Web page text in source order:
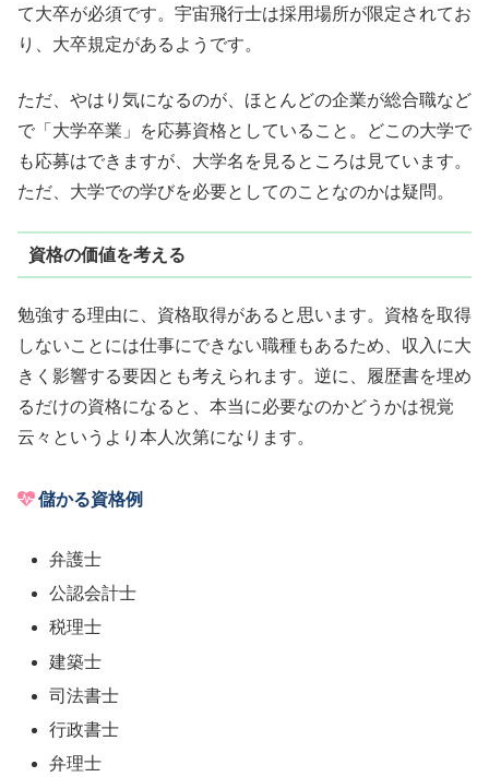
て大卒が必須です。宇宙飛行士は採用場所が限定されてお
り、大卒規定があるようです。
ただ、やはり気になるのが、ほとんどの企業が総合職など
で「大学卒業」を応募資格としていること。どこの大学で
も応募はできますが、大学名を見るところは見ています。
ただ、大学での学びを必要としてのことなのかは疑問。
資格の価値を考える
勉強する理由に、資格取得があると思います。資格を取得
しないことには仕事にできない職種もあるため、収入に大
きく影響する要因とも考えられます。逆に、履歴書を埋め
るだけの資格になると、本当に必要なのかどうかは視覚
云々というより本人次第になります。
儲かる資格例
弁護士
公認会計士
税理士
建築士
司法書士
行政書士
弁理士